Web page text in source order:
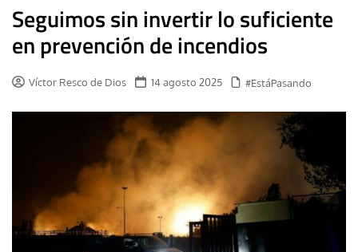
Seguimos sin invertir lo suficiente
en prevención de incendios
Víctor Resco de Dios 14 agosto 2025 #EstáPasando